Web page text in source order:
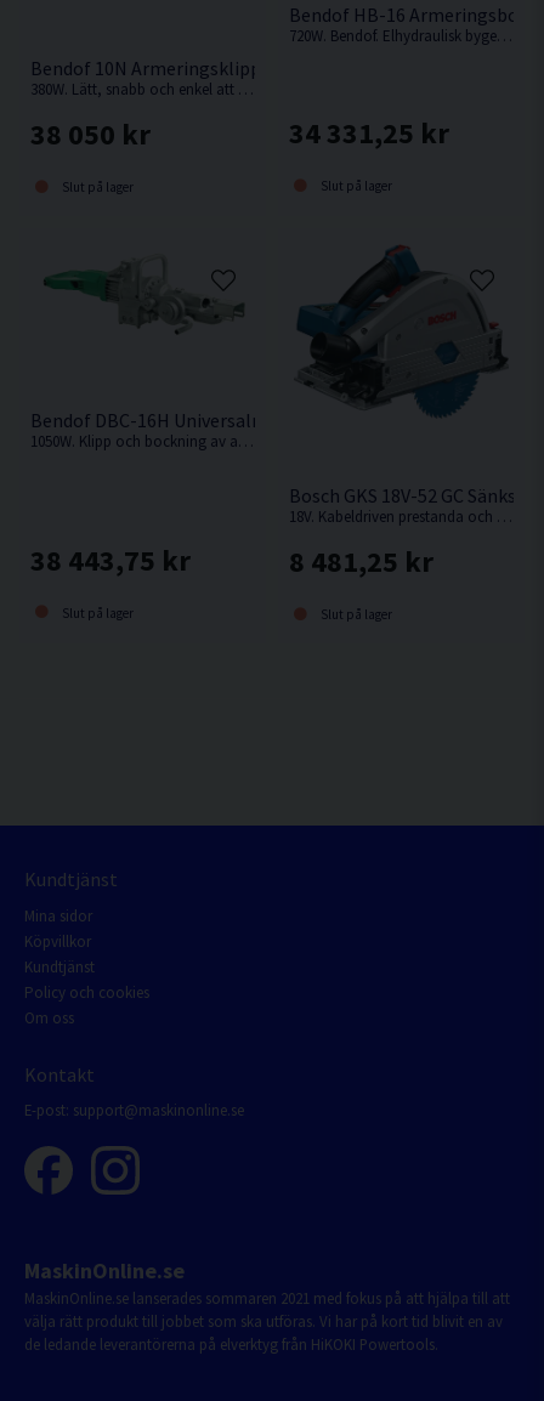
Bendof 10N Armeringsklipp för nät (380W)
380W. Lätt, snabb och enkel att använda. Klipper upp till 10mm. Armeringsklipp från Bendof.
38 050 kr
Slut på lager
Bendof HB-16
720W. Bendof. Elhydraulisk bygelbockmaskin för armeringsstål 16 mm.
34 331,25 kr
Slut på lager
Bendof DBC-16H Universalmaskin (1050W)
1050W. Klipp och bockning av armeringsstål upp till 16 mm. Universalmaskin från Bendof.
38 443,75 kr
Slut på lager
Bosch GKS 18V-52 GC
18V. Kabeldriven prestanda och överlägsen kompakthet i 18 V-klassen från Bosch
8 481,25 kr
Slut på lager
Kundtjänst
Mina sidor
Köpvillkor
Kundtjänst
Policy och cookies
Om oss
Kontakt
E-post: support@maskinonline.se
MaskinOnline.se
MaskinOnline.se lanserades sommaren 2021 med fokus på att hjälpa till att
välja rätt produkt till jobbet som ska utföras. Vi har på kort tid blivit en av
de ledande leverantörerna på elverktyg från HiKOKI Powertools.